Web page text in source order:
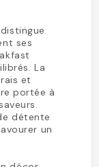
ses
La
et
portée à
détente
un